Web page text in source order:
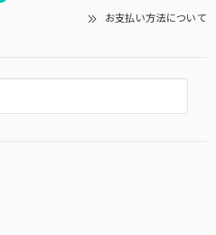
お支払い方法について